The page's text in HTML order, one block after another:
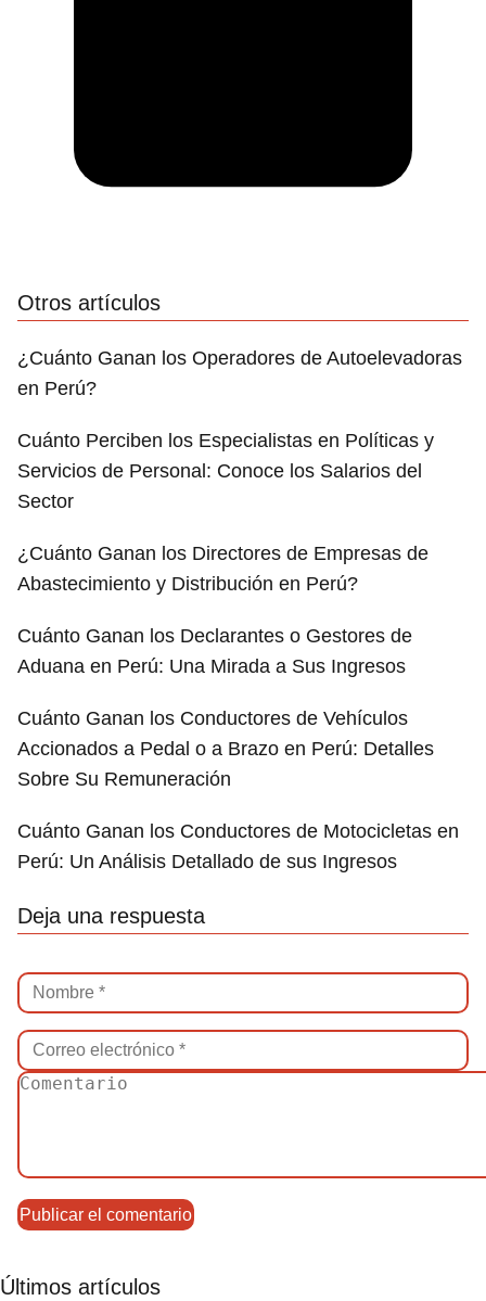
Otros artículos
¿Cuánto Ganan los Operadores de Autoelevadoras
en Perú?
Cuánto Perciben los Especialistas en Políticas y
Servicios de Personal: Conoce los Salarios del
Sector
¿Cuánto Ganan los Directores de Empresas de
Abastecimiento y Distribución en Perú?
Cuánto Ganan los Declarantes o Gestores de
Aduana en Perú: Una Mirada a Sus Ingresos
Cuánto Ganan los Conductores de Vehículos
Accionados a Pedal o a Brazo en Perú: Detalles
Sobre Su Remuneración
Cuánto Ganan los Conductores de Motocicletas en
Perú: Un Análisis Detallado de sus Ingresos
Deja una respuesta
Últimos artículos